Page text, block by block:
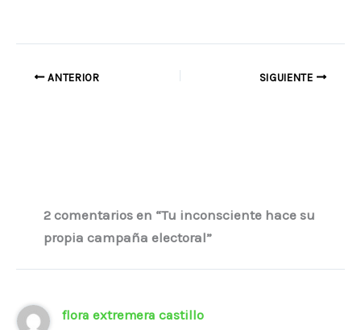
ANTERIOR SIGUIENTE
2 comentarios en “Tu inconsciente hace su
propia campaña electoral”
flora extremera castillo